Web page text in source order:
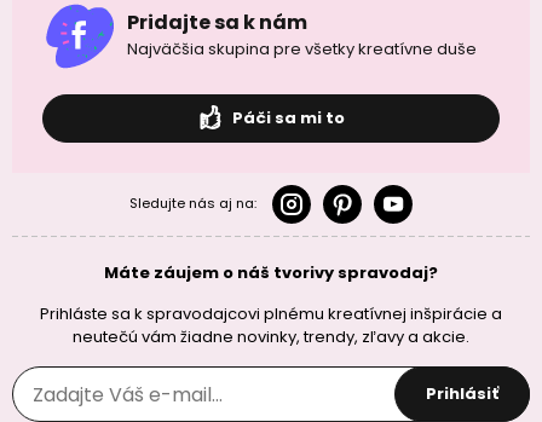
Pridajte sa k nám
Najväčšia skupina pre všetky kreatívne duše
Páči sa mi to
Sledujte nás aj na:
Máte záujem o náš tvorivy spravodaj?
Prihláste sa k spravodajcovi plnému kreatívnej inšpirácie a
neutečú vám žiadne novinky, trendy, zľavy a akcie.
Prihlásiť